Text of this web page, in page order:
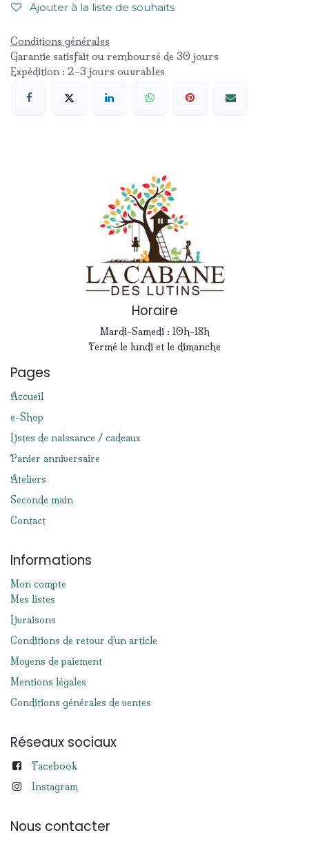
Ajouter à la liste de souhaits
Conditions générales
Garantie satisfait ou remboursé de 30 jours
Expédition : 2-3 jours ouvrables
Horaire
Mardi-Samedi : 10h-18h
Fermé le lundi et le dimanche
Pages
Accueil
e-Shop
Listes de naissance / cadeaux
Panier anniversaire
Ateliers
Seconde main
Contact
Informations
Mon compte
Mes listes
Livraisons
Conditions de retour d'un article
Moyens de paiement
Mentions légales
Conditions générales de ventes
Réseaux sociaux
Facebook
Instagram
Nous contacter